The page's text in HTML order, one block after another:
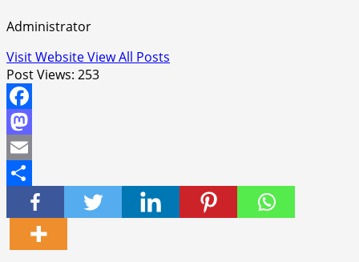
Administrator
Visit WebsiteView All Posts
Post Views: 253
Facebook
Mastodon
Email
Share